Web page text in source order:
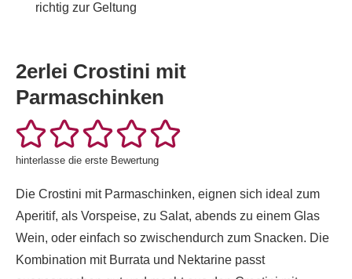
richtig zur Geltung
2erlei Crostini mit
Parmaschinken
hinterlasse die erste Bewertung
Die Crostini mit Parmaschinken, eignen sich ideal zum
Aperitif, als Vorspeise, zu Salat, abends zu einem Glas
Wein, oder einfach so zwischendurch zum Snacken. Die
Kombination mit Burrata und Nektarine passt